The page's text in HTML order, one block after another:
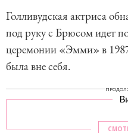
Голливудская актриса
под руку с Брюсом идет
церемонии «Эмми» в
была вне себя.